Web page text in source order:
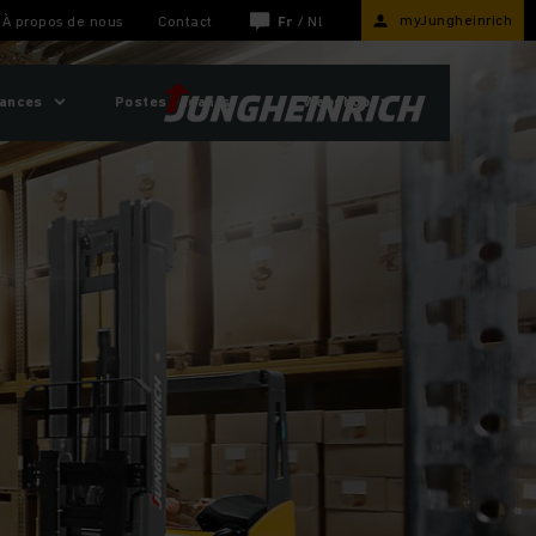
À propos de nous Contact Fr / Nl myJungheinrich
Postes vacants Webshop